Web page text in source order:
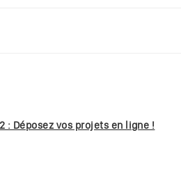
Déposez vos projets en ligne !